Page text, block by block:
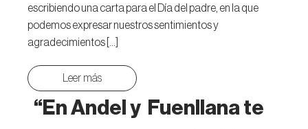
escribiendo una carta para el Día del padre, en la que
podemos expresar nuestros sentimientos y
agradecimientos […]
Leer más
“En Andel y Fuenllana te